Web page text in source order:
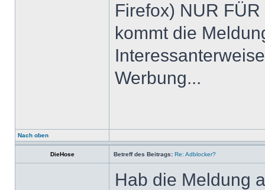
Firefox) NUR
kommt die
Werbung...
Nach oben
DieHose Betreff des Beitrags: Re: Adblocker?
Hab die Meldung